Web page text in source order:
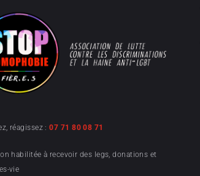
réagissez :07 71 80 08 71
habilitée à recevoir des legs, donations et
vie